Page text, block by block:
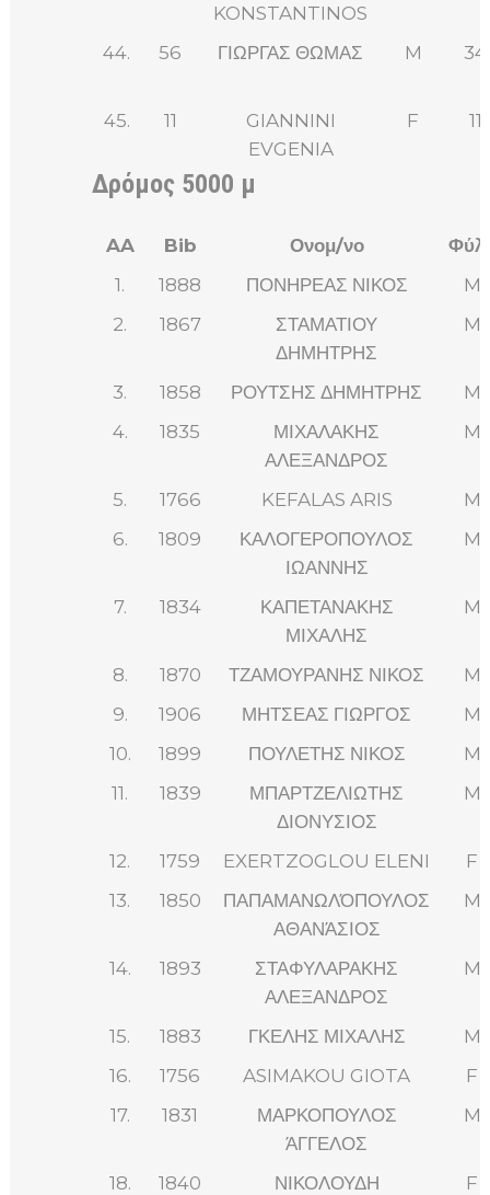
KONSTANTINOS
44. 56 ΓΙΩΡΓΑΣ ΘΩΜΑΣ M 34
45. 11
GIANNINI
EVGENIA
F 11
Δρόμος 5000 μ
AA Bib Ονομ/νο
1.
1888 ΠΟΝΗΡΕΑΣ ΝΙΚΟΣ
M
2.
1867
ΣΤΑΜΑΤΙΟΥ
ΔΗΜΗΤΡΗΣ
M
3. 1858 ΡΟΥΤΣΗΣ ΔΗΜΗΤΡΗΣ
M
4.
1835
ΜΙΧΑΛΑΚΗΣ
ΑΛΕΞΑΝΔΡΟΣ
M
5. 1766 KEFALAS ARIS
M
6.
1809
ΚΑΛΟΓΕΡΟΠΟΥΛΟΣ
ΙΩΑΝΝΗΣ
M
7. 1834
ΚΑΠΕΤΑΝΑΚΗΣ
ΜΙΧΑΛΗΣ
M
8. 1870 ΤΖΑΜΟΥΡΑΝΗΣ ΝΙΚΟΣ
M
9.
1906 ΜΗΤΣΕΑΣ ΓΙΩΡΓΟΣ
M
10.
1899 ΠΟΥΛΕΤΗΣ ΝΙΚΟΣ
M
11.
1839
ΜΠΑΡΤΖΕΛΙΩΤΗΣ
ΔΙΟΝΥΣΙΟΣ
M
12. 1759 EXERTZOGLOU ELENI
F
13.
1850
ΠΑΠΑΜΑΝΩΛΌΠΟΥΛΟΣ
ΑΘΑΝΆΣΙΟΣ
M
14. 1893
ΣΤΑΦΥΛΑΡΑΚΗΣ
ΑΛΕΞΑΝΔΡΟΣ
M
15. 1883 ΓΚΕΛΗΣ ΜΙΧΑΛΗΣ
M
16.
1756 ASIMAKOU GIOTA
F
17.
1831
ΜΑΡΚΟΠΟΥΛΟΣ
ΆΓΓΕΛΟΣ
M
18. 1840
ΝΙΚΟΛΟΥΔΗ
F